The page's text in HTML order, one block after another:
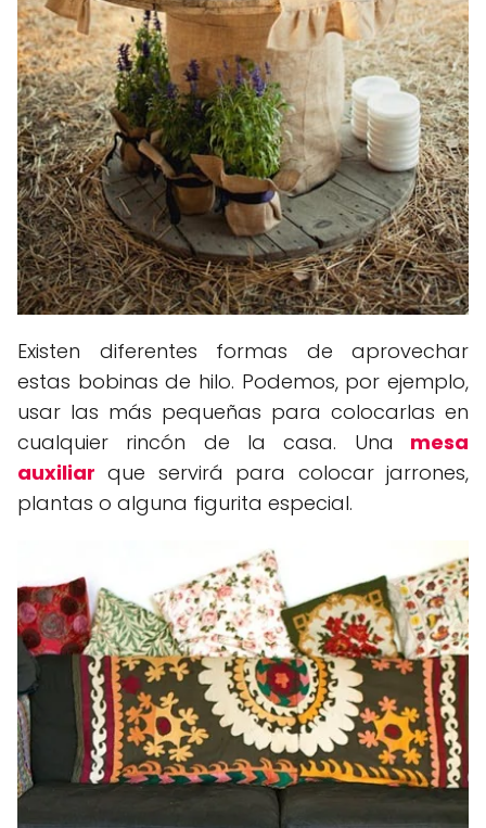
Existen diferentes formas de aprovechar
estas bobinas de hilo. Podemos, por ejemplo,
usar las más pequeñas para colocarlas en
cualquier rincón de la casa. Una
mesa
auxiliar que servirá para colocar jarrones,
plantas o alguna figurita especial.